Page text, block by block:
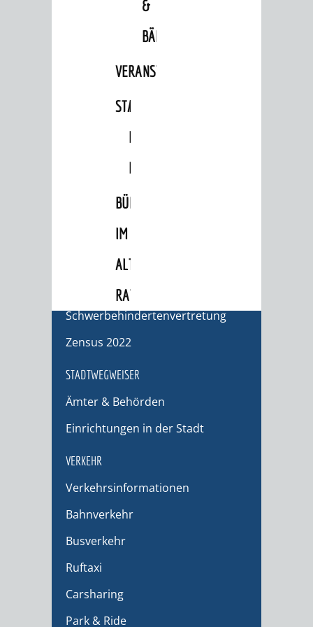
&
BÄDER
VERANSTALTUNGSRÄUME
STADTHALLE
ROLF-
ENGELBRECHT-
HAUS
BÜRGERSAAL
IM
ALTEN
RATHAUS
Bürgermeister / Dezernate
Wahlen / Abstimmungen
Städtische Finanzen / Haushalt
Stadtrecht
Personalrat / JAV
Schwerbehindertenvertretung
Zensus 2022
STADTWEGWEISER
Ämter & Behörden
Einrichtungen in der Stadt
VERKEHR
Verkehrsinformationen
Bahnverkehr
Busverkehr
Ruftaxi
Carsharing
Park & Ride